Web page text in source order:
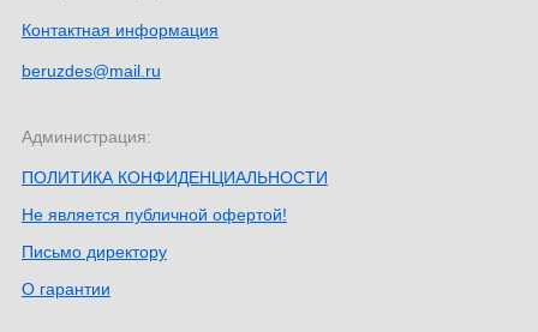
Контактная информация
beruzdes@mail.ru
Администрация:
ПОЛИТИКА КОНФИДЕНЦИАЛЬНОСТИ
Не является публичной офертой!
Письмо директору
О гарантии